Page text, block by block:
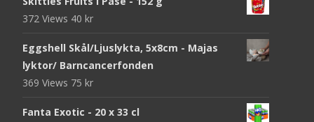
372 Views 40 kr
Eggshell Skål/Ljuslykta, 5x8cm - Majas
lyktor/ Barncancerfonden
369 Views 75 kr
Fanta Exotic - 20 x 33 cl